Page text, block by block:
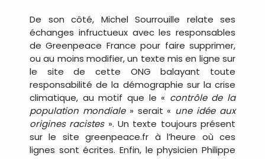
De son côté, Michel Sourrouille relate ses
échanges infructueux avec les responsables
de Greenpeace France pour faire supprimer,
ou au moins modifier, un texte mis en ligne sur
le site de cette ONG balayant toute
responsabilité de la démographie sur la crise
climatique, au motif que le « contrôle de la
population mondiale» serait « une idée aux
origines racistes». Un texte toujours présent
sur le site greenpeace.fr à l’heure où ces
lignes sont écrites. Enfin, le physicien Philippe